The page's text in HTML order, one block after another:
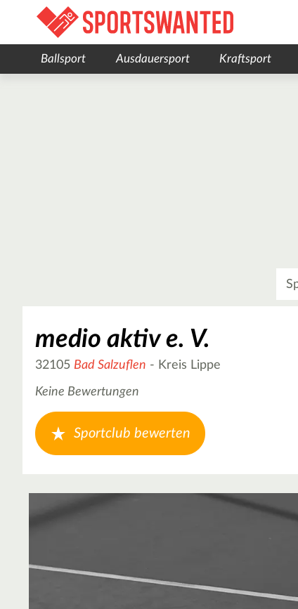
Ballsport Ausdauersport Kraftsport
medio aktiv e. V.
32105 Bad Salzuflen - Kreis Lippe
Keine Bewertungen
Sportclub bewerten